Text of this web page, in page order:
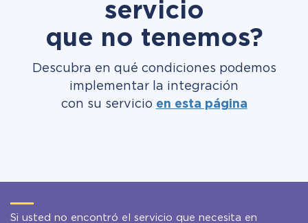
servicio
que no tenemos?
Descubra en qué condiciones podemos
implementar la integración
con su servicio en esta página
Si usted no encontró el servicio que necesita en